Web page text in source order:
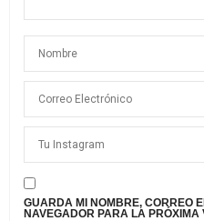
GUARDA MI NOMBRE, CORREO
NAVEGADOR PARA LA PRÓXIMA